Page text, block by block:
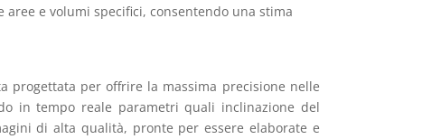
e volumi specifici, consentendo una stima
progettata per offrire la massima precisione nelle
in tempo reale parametri quali inclinazione del
di alta qualità, pronte per essere elaborate e